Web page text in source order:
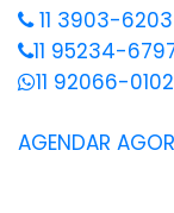
11 3903-6203
11 95234-
11 92066-0102
AGENDAR